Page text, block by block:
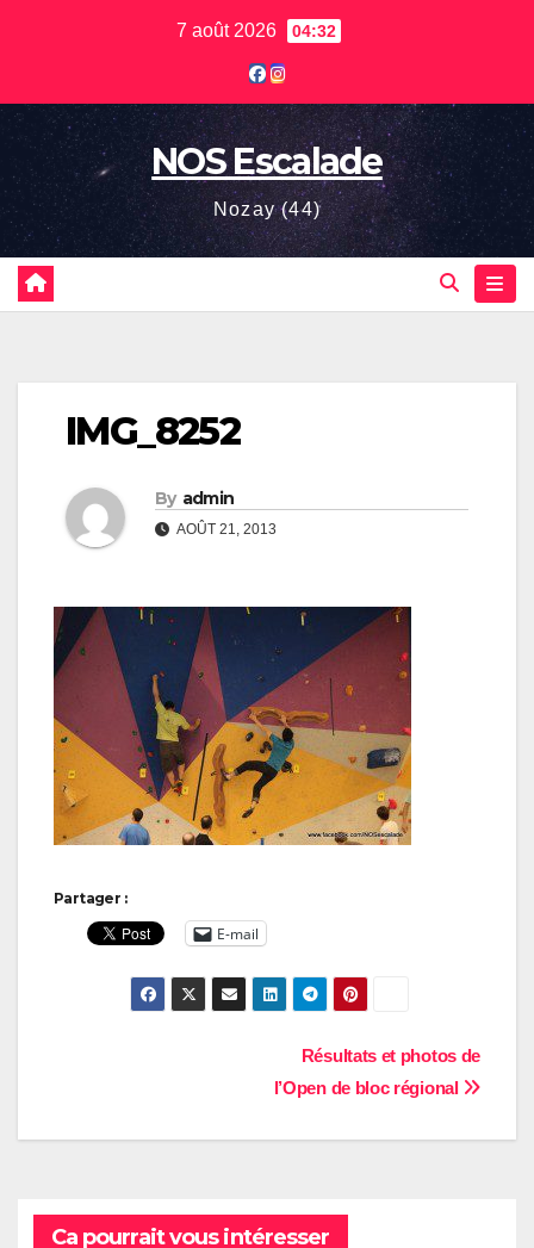
7 août 2026 04:32
NOS Escalade
Nozay (44)
IMG_8252
By admin
AOÛT 21, 2013
Partager :
E-mail
Résultats et photos de
l’Open de bloc régional
Ca pourrait vous intéresser